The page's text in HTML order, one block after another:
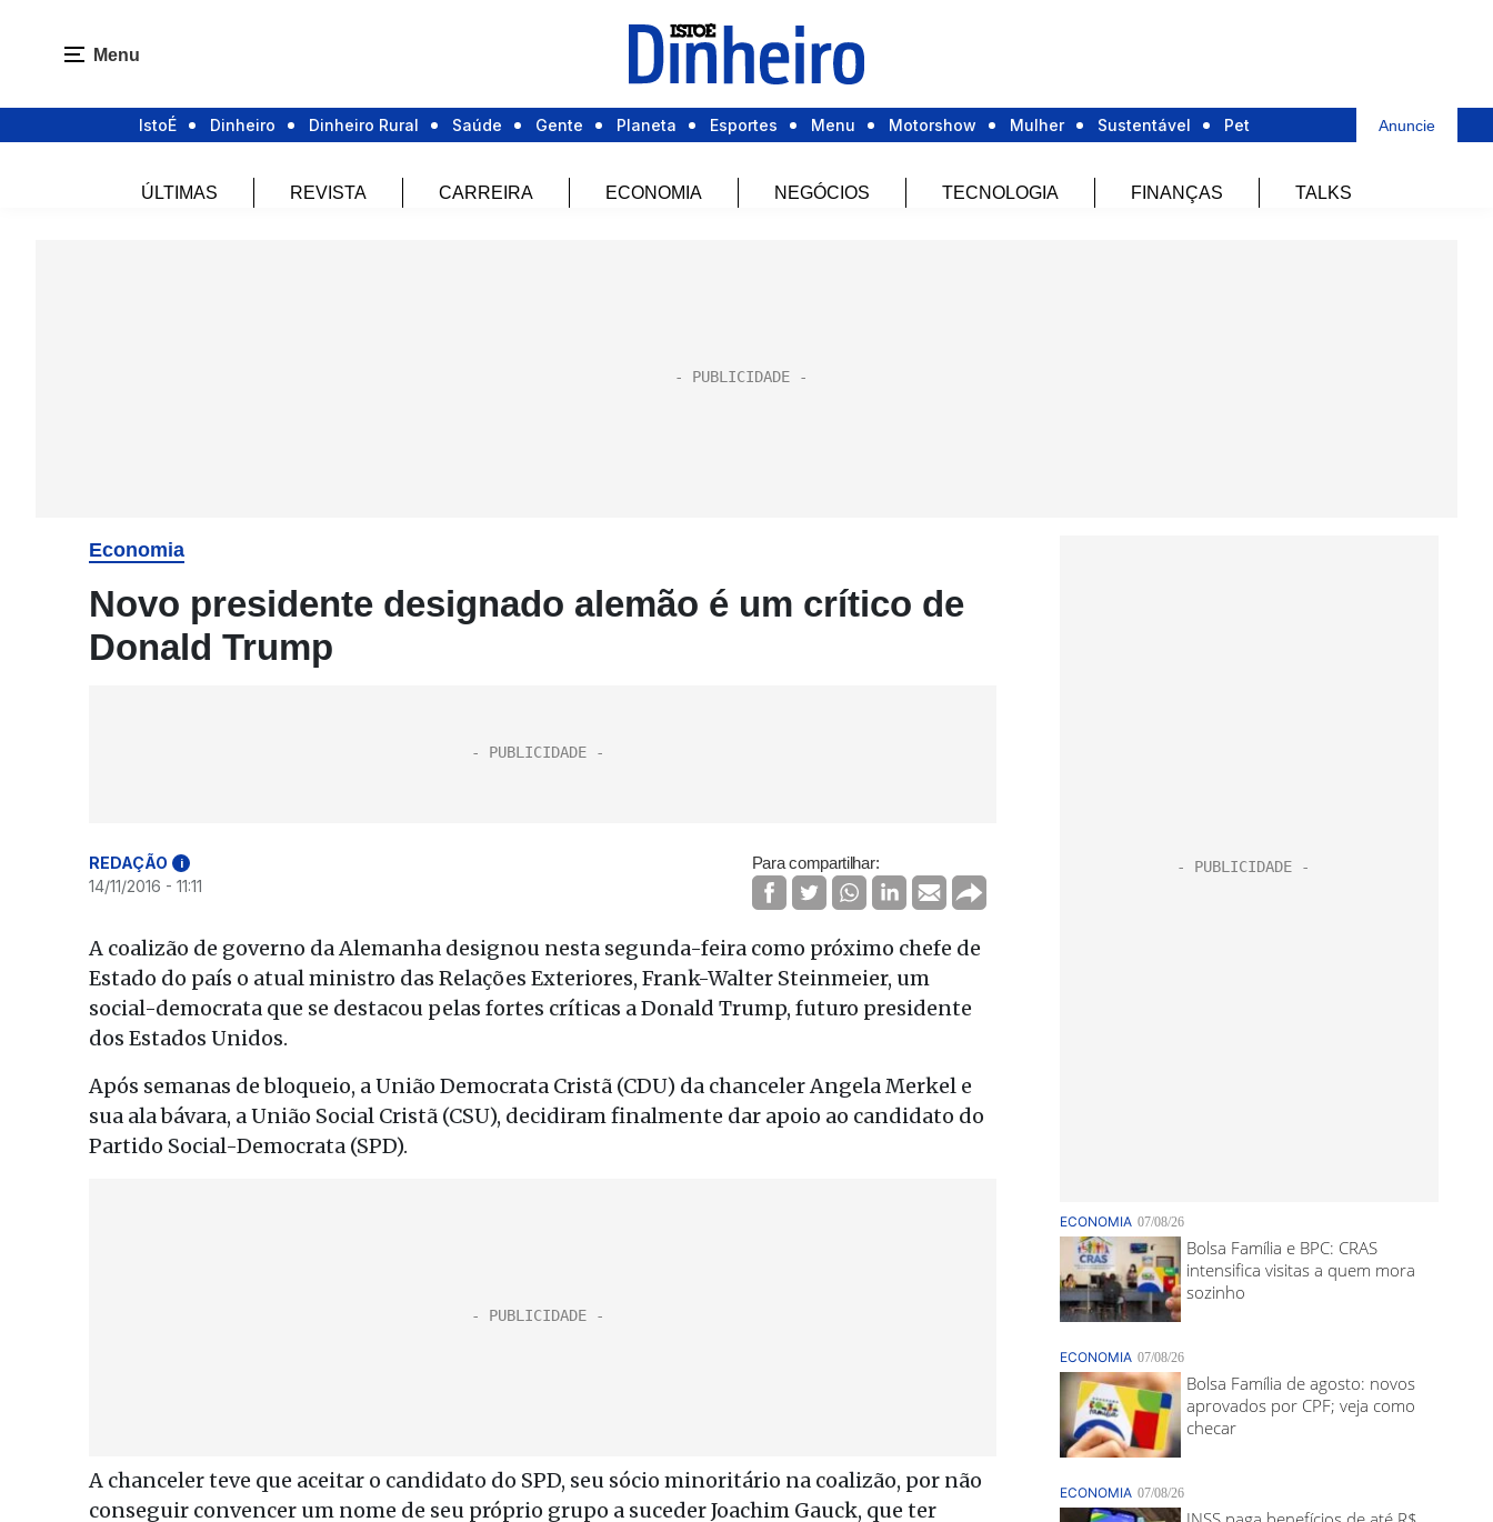
Menu
IstoÉ Dinheiro Dinheiro Rural Saúde Gente Planeta Esportes Menu Motorshow Mulher Sustentável Pet Anuncie
ÚLTIMAS REVISTA CARREIRA ECONOMIA NEGÓCIOS TECNOLOGIA FINANÇAS TALKS
Economia
Novo presidente designado alemão é um crítico de
Donald Trump
REDAÇÃO i
14/11/2016 - 11:11
Para compartilhar:
A coalizão de governo da Alemanha designou nesta segunda-feira como próximo chefe de
Estado do país o atual ministro das Relações Exteriores, Frank-Walter Steinmeier, um
social-democrata que se destacou pelas fortes críticas a Donald Trump, futuro presidente
dos Estados Unidos.
Após semanas de bloqueio, a União Democrata Cristã (CDU) da chanceler Angela Merkel e
sua ala bávara, a União Social Cristã (CSU), decidiram finalmente dar apoio ao candidato do
Partido Social-Democrata (SPD).
A chanceler teve que aceitar o candidato do SPD, seu sócio minoritário na coalizão, por não
conseguir convencer um nome de seu próprio grupo a suceder Joachim Gauck, que ter